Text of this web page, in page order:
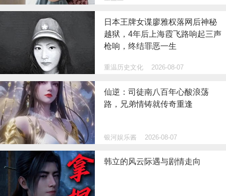
日本王牌女谍廖雅权落网后神秘
越狱，4年后上海霞飞路响起三声
枪响，终结罪恶一生
重温历史文化 2026-08-07
仙逆：司徒南八百年心酸浪荡
路，兄弟情铸就传奇重逢
银河娱乐酱 2026-08-07
韩立的风云际遇与剧情走向